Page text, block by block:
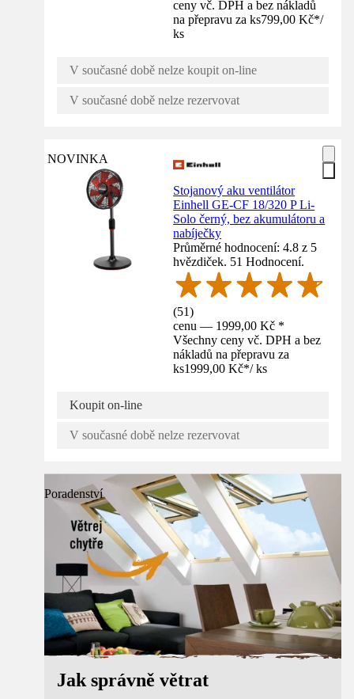
ceny vč. DPH a bez nákladů
na přepravu za ks799,00 Kč*/
ks
V současné době nelze koupit on-line
V současné době nelze rezervovat
NOVINKA
Stojanový aku ventilátor
Einhell GE-CF 18/320 P Li-
Solo černý, bez akumulátoru a
nabíječky
Průměrné hodnocení: 4.8 z 5
hvězdiček. 51 Hodnocení.
(51)
cenu — 1999,00 Kč *
Všechny ceny vč. DPH a bez
nákladů na přepravu za
ks1999,00 Kč*/ ks
Koupit on-line
V současné době nelze rezervovat
Poradenství
Jak správně větrat